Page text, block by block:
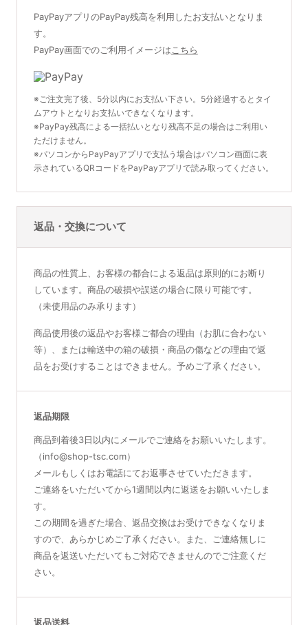
PayPayアプリのPayPay残高を利用したお支払いとなりま
す。
PayPay画面でのご利用イメージは こちら
※ご注文完了後、5分以内にお支払い下さい。5分経過するとタイ
ムアウトとなりお支払いできなくなります。
※PayPay残高による一括払いとなり残高不足の場合はご利用い
ただけません。
※パソコンからPayPayアプリで支払う場合はパソコン画面に表
示されているQRコードをPayPayアプリで読み取ってください。
返品・交換について
商品の性質上、お客様の都合による返品は原則的にお断り
しています。商品の破損や誤送の場合に限り可能です。
（未使用品のみ承ります）
商品使用後の返品やお客様ご都合の理由（お肌に合わない
等）、または輸送中の箱の破損・商品の傷などの理由で返
品をお受けすることはできません。予めご了承ください。
返品期限
商品到着後3日以内にメールでご連絡をお願いいたします。
（info@shop-tsc.com）
メールもしくはお電話にてお返事させていただきます。
ご連絡をいただいてから1週間以内に返送をお願いいたしま
す。
この期間を過ぎた場合、返品交換はお受けできなくなりま
すので、あらかじめご了承ください。また、ご連絡無しに
商品を返送いただいてもご対応できませんのでご注意くだ
さい。
返品送料